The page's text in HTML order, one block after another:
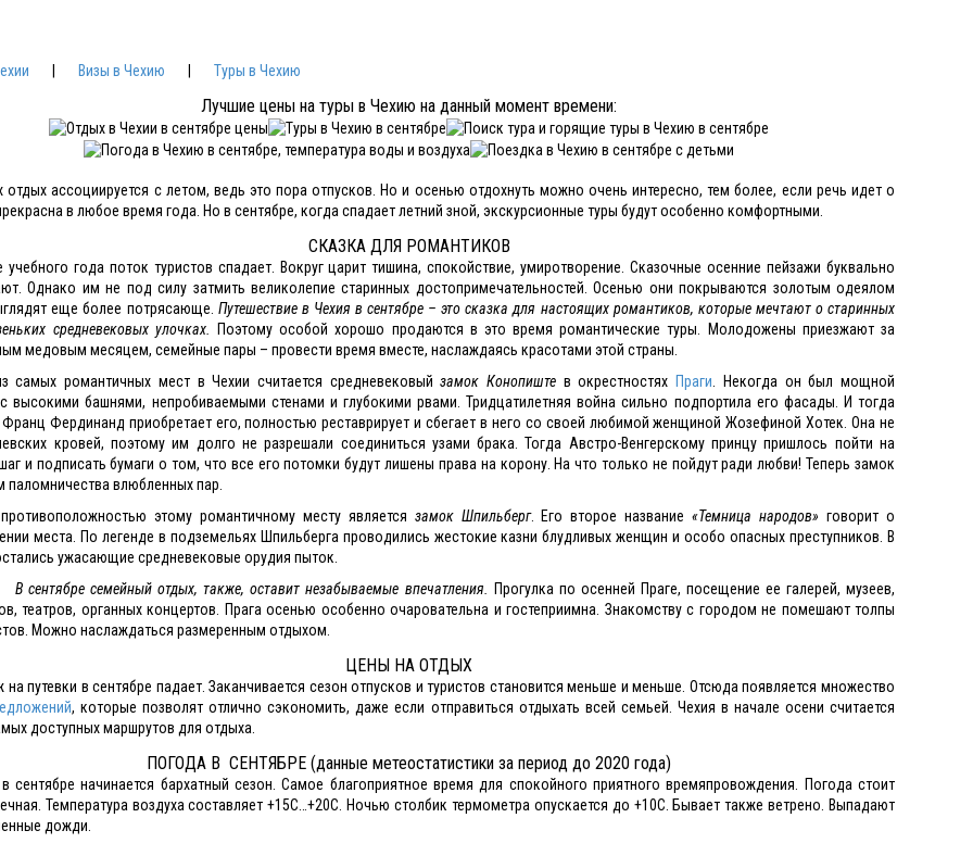
Визы в Чехию Туры в Чехию
Лучшие цены на туры в Чехию на данный момент времени:
отдых ассоциируется с летом, ведь это пора отпусков. Но и осенью отдохнуть можно очень интересно, тем более, если речь идет о
в любое время года. Но в сентябре, когда спадает летний зной, экскурсионные туры будут особенно комфортными.
СКАЗКА ДЛЯ РОМАНТИКОВ
учебного года поток туристов спадает. Вокруг царит тишина, спокойствие, умиротворение. Сказочные осенние пейзажи буквально
Однако им не под силу затмить великолепие старинных достопримечательностей. Осенью они покрываются золотым одеялом
еще более потрясающе. Путешествие в Чехия в сентябре – это сказка для настоящих романтиков, которые мечтают о старинных
средневековых улочках.
Поэтому особой хорошо продаются в это время романтические туры. Молодожены приезжают за
медовым месяцем, семейные пары – провести время вместе, наслаждаясь красотами этой страны.
самых романтичных мест в Чехии считается средневековыйзамок Конопиште в окрестностяхПраги . Некогда он был мощной
высокими башнями, непробиваемыми стенами и глубокими рвами. Тридцатилетняя война сильно подпортила его фасады. И тогда
Фердинанд приобретает его, полностью реставрирует и сбегает в него со своей любимой женщиной Жозефиной Хотек. Она не
кровей, поэтому им долго не разрешали соединиться узами брака. Тогда Австро-Венгерскому принцу пришлось пойти на
и подписать бумаги о том, что все его потомки будут лишены права на корону. На что только не пойдут ради любви! Теперь замок
паломничества влюбленных пар.
этому романтичному месту является замок Шпильберг. Его второе название«Темница народов» говорит о
места. По легенде в подземельях Шпильберга проводились жестокие казни блудливых женщин и особо опасных преступников. В
ужасающие средневековые орудия пыток.
В сентябре семейный отдых, также, оставит незабываемые впечатления.
Прогулка по осенней Праге, посещение ее галерей, музеев,
театров, органных концертов. Прага осенью особенно очаровательна и гостеприимна. Знакомству с городом не помешают толпы
Можно наслаждаться размеренным отдыхом.
ЦЕНЫ НА ОТДЫХ
путевки в сентябре падает. Заканчивается сезон отпусков и туристов становится меньше и меньше. Отсюда появляется множество
, которые позволят отлично сэкономить, даже если отправиться отдыхать всей семьей. Чехия в начале осени считается
доступных маршрутов для отдыха.
ПОГОДА В СЕНТЯБРЕ (данные метеостатистики за период до 2020 года)
сентябре начинается бархатный сезон. Самое благоприятное время для спокойного приятного времяпровождения. Погода стоит
Температура воздуха составляет +15С…+20С. Ночью столбик термометра опускается до +10С. Бывает также ветрено. Выпадают
дожди.